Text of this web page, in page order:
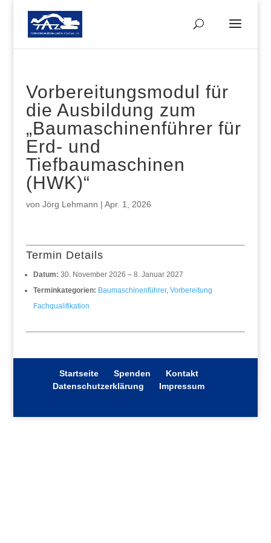
Vorbereitungsmodul für
die Ausbildung zum
„Baumaschinenführer für
Erd- und
Tiefbaumaschinen
(HWK)“
von Jörg Lehmann | Apr. 1, 2026
Termin Details
Datum: 30. November 2026 – 8. Januar 2027
Terminkategorien: Baumaschinenführer, Vorbereitung
Fachqualifikation
Startseite Spenden
Kontakt
Datenschutzerklärung
Impressum